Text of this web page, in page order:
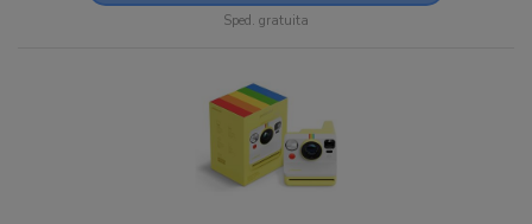
Sped. gratuita